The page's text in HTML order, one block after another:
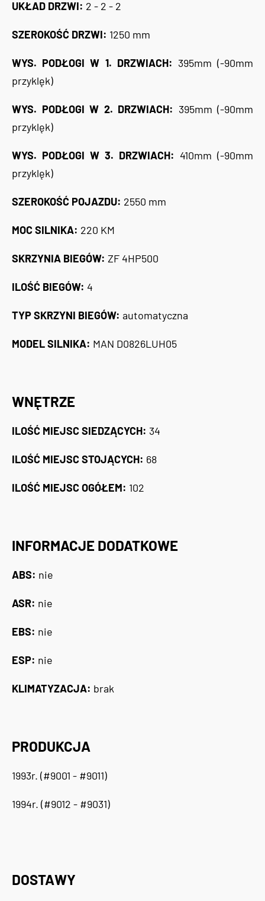
UKŁAD DRZWI: 2 - 2 - 2
SZEROKOŚĆ DRZWI: 1250 mm
WYS. PODŁOGI W 1. DRZWIACH: 395mm (-90mm
przyklęk)
WYS. PODŁOGI W 2. DRZWIACH: 395mm (-90mm
przyklęk)
WYS. PODŁOGI W 3. DRZWIACH: 410mm (-90mm
przyklęk)
SZEROKOŚĆ POJAZDU: 2550 mm
MOC SILNIKA: 220 KM
SKRZYNIA BIEGÓW: ZF 4HP500
ILOŚĆ BIEGÓW: 4
TYP SKRZYNI BIEGÓW: automatyczna
MODEL SILNIKA: MAN D0826LUH05
WNĘTRZE
ILOŚĆ MIEJSC SIEDZĄCYCH: 34
ILOŚĆ MIEJSC STOJĄCYCH: 68
ILOŚĆ MIEJSC OGÓŁEM: 102
INFORMACJE DODATKOWE
ABS: nie
ASR: nie
EBS: nie
ESP: nie
KLIMATYZACJA: brak
PRODUKCJA
1993r. (#9001 - #9011)
1994r. (#9012 - #9031)
DOSTAWY